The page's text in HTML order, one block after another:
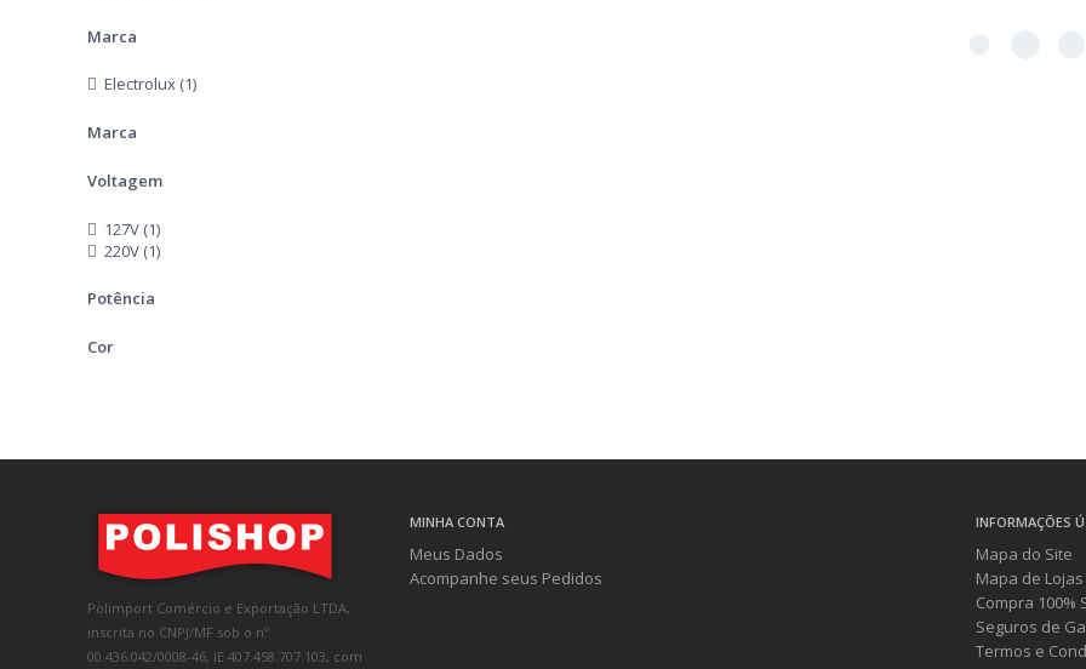
Marca
Electrolux (1)
Marca
Voltagem
127V (1)
220V (1)
Potência
Cor
Polimport Comércio e Exportação LTDA,
inscrita no CNPJ/MF sob o nº
00.436.042/0008-46, IE 407.458.707.103, com
MINHA CONTA
Meus Dados
Acompanhe seus Pedidos
INFORMAÇÕES
Mapa do Site
Mapa de Lojas
Compra 100%
Seguros de
Termos e